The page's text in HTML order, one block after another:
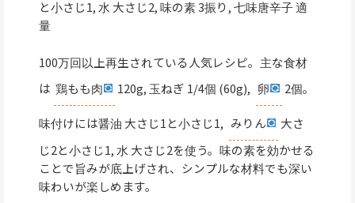
と小さじ1, 水 大さじ2, 味の素 3振り, 七味唐辛子 適
量
100万回以上再生されている人気レシピ。主な食材
は 鶏もも肉 120g, 玉ねぎ 1/4個 (60g), 卵 2個。
味付けには醤油 大さじ1と小さじ1, みりん
大さ
じ2と小さじ1, 水 大さじ2を使う。味の素を効かせる
ことで旨みが底上げされ、シンプルな材料でも深い
味わいが楽しめます。